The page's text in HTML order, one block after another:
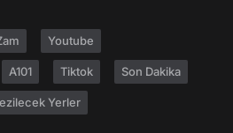
Youtube
A101 Tiktok Son Dakika
Yerler